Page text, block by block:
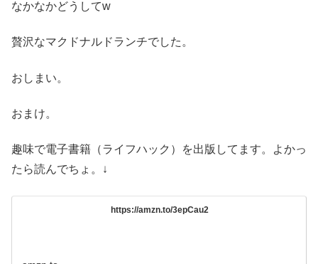
なかなかどうしてw
贅沢なマクドナルドランチでした。
おしまい。
おまけ。
趣味で電子書籍（ライフハック）を出版してます。よかっ
たら読んでちょ。↓
https://amzn.to/3epCau2